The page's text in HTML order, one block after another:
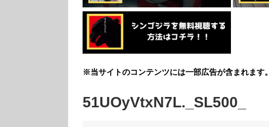
※当サイトのコンテンツには一部広告が含まれます。
51UOyVtxN7L._SL500_